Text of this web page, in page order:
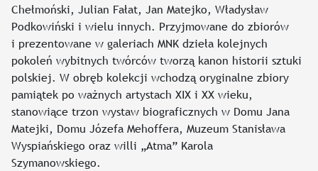
Chełmoński, Julian Fałat, Jan Matejko, Władysław
Podkowiński i wielu innych. Przyjmowane do zbiorów
i prezentowane w galeriach MNK dzieła kolejnych
pokoleń wybitnych twórców tworzą kanon historii sztuki
polskiej. W obręb kolekcji wchodzą oryginalne zbiory
pamiątek po ważnych artystach XIX i XX wieku,
stanowiące trzon wystaw biograficznych w Domu Jana
Matejki, Domu Józefa Mehoffera, Muzeum Stanisława
Wyspiańskiego oraz willi „Atma” Karola
Szymanowskiego.